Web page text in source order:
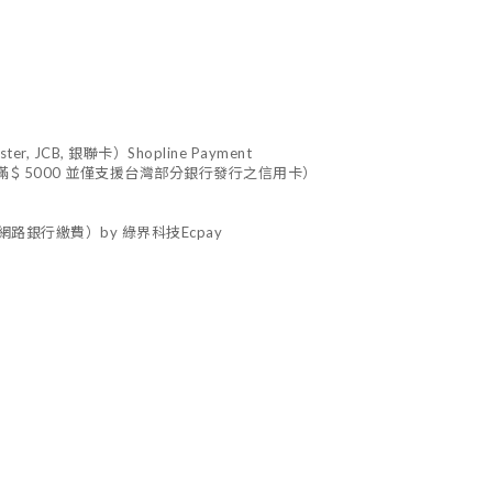
JCB, 銀聯卡）Shopline Payment
5000 並僅支援台灣部分銀行發行之信用卡）
路銀行繳費）by 綠界科技Ecpay